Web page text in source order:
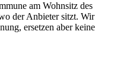
am Wohnsitz des
der Anbieter sitzt. Wir
ersetzen aber keine